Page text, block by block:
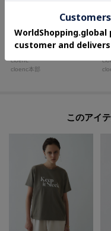
cloenc 本部
0cm
cloenc
cloenc本部
このアイ